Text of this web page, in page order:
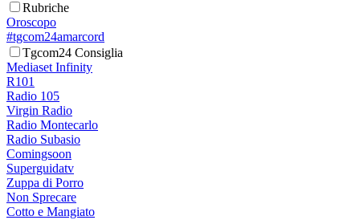
Rubriche
Oroscopo
#tgcom24amarcord
Tgcom24 Consiglia
Mediaset Infinity
R101
Radio 105
Virgin Radio
Radio Montecarlo
Radio Subasio
Comingsoon
Superguidatv
Zuppa di Porro
Non Sprecare
Cotto e Mangiato